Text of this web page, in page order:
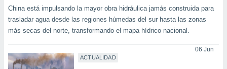
de
China está impulsando la mayor obra hidráulica jamás construida para
trasladar agua desde las regiones húmedas del sur hasta las zonas
más secas del norte, transformando el mapa hídrico nacional.
ACTUALIDAD
06 Jun